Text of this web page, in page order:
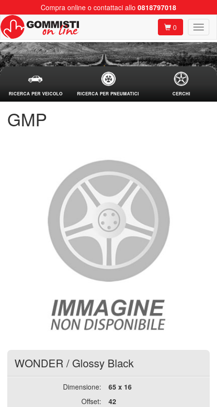
Compra online o contattaci allo 0818797018
0
RICERCA PER VEICOLO RICERCA PER PNEUMATICI CERCHI
GMP
WONDER / Glossy Black
Dimensione:
65 x 16
Offset:
42